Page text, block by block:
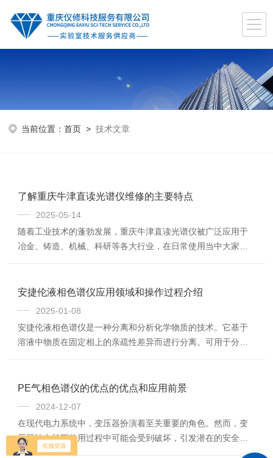
当前位置：首页 >技术文章
了解重庆牛津直读光谱仪维修的主要特点
2025-05-14
随着工业技术的蓬勃发展，重庆牛津直读光谱仪被广泛应用于
冶金、铸造、机械、科研等各大行业，在日常使用当中大家常
小编就来为大家介绍一下这个产品。首先我们要先了解重庆牛
够获得紫外至可见的所有谱线，可根据需求来选择分析谱线，
易于实现多基体的分析。3、易于扩展升级，用户...
安捷伦液相色谱仪应用领域和操作过程介绍
2025-01-08
安捷伦液相色谱仪是一种分离和分析化学物质的技术。它基于
溶液中物质在固定相上的亲疏性差异而进行分离。可用于分
相色谱仪能够精确地分离出复杂混合物中的化合物，并确定它
药：利用液相色谱仪来检测蛋白质、多肽和核酸等大分子化合
物的含量和序列。药物开发：液相色谱仪广泛应用于药...
PE气相色谱仪的优点的优点和应用前景
2024-12-07
在现代电力系统中，变压器扮演着至关重要的角色。然而，变
压器油在长期使用过程中可能会受到破坏，引发潜在的安全问
题。这时，一款*的检测工具——PE气相色谱仪(以下简称“气相